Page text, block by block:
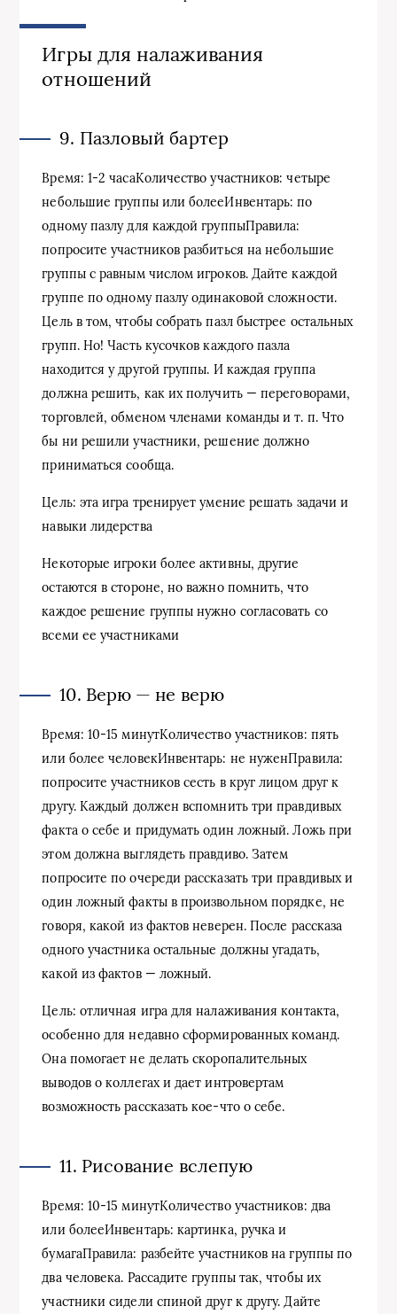
Игры для налаживания
отношений
9. Пазловый бартер
Время: 1-2 часаКоличество участников: четыре
небольшие группы или болееИнвентарь: по
одному пазлу для каждой группыПравила:
попросите участников разбиться на небольшие
группы с равным числом игроков. Дайте каждой
группе по одному пазлу одинаковой сложности.
Цель в том, чтобы собрать пазл быстрее остальных
групп. Но! Часть кусочков каждого пазла
находится у другой группы. И каждая группа
должна решить, как их получить — переговорами,
торговлей, обменом членами команды и т. п. Что
бы ни решили участники, решение должно
приниматься сообща.
Цель: эта игра тренирует умение решать задачи и
навыки лидерства
Некоторые игроки более активны, другие
остаются в стороне, но важно помнить, что
каждое решение группы нужно согласовать со
всеми ее участниками
10. Верю — не верю
Время: 10-15 минутКоличество участников: пять
или более человекИнвентарь: не нуженПравила:
попросите участников сесть в круг лицом друг к
другу. Каждый должен вспомнить три правдивых
факта о себе и придумать один ложный. Ложь при
этом должна выглядеть правдиво. Затем
попросите по очереди рассказать три правдивых и
один ложный факты в произвольном порядке, не
говоря, какой из фактов неверен. После рассказа
одного участника остальные должны угадать,
какой из фактов — ложный.
Цель: отличная игра для налаживания контакта,
особенно для недавно сформированных команд.
Она помогает не делать скоропалительных
выводов о коллегах и дает интровертам
возможность рассказать кое-что о себе.
11. Рисование вслепую
Время: 10-15 минутКоличество участников: два
или болееИнвентарь: картинка, ручка и
бумагаПравила: разбейте участников на группы по
два человека. Рассадите группы так, чтобы их
участники сидели спиной друг к другу. Дайте